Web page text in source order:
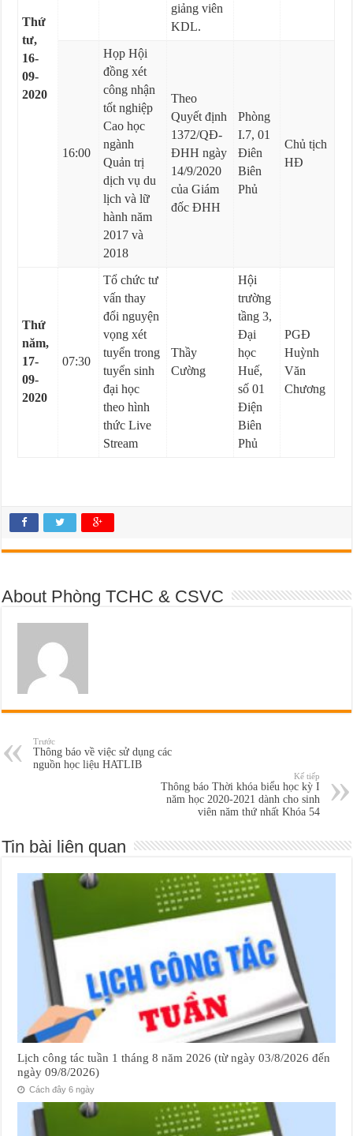
Thứ
tư,
16-
09-
2020
giảng viên
KDL.
16:00
Họp Hội
đồng xét
công nhận
tốt nghiệp
Cao học
ngành
Quản trị
dịch vụ du
lịch và lữ
hành năm
2017 và
2018
Theo
Quyết định
1372/QĐ-
ĐHH ngày
14/9/2020
của Giám
đốc ĐHH
Phòng
I.7, 01
Điên
Biên
Phủ
Chủ tịch
HĐ
Thứ
năm,
17-
09-
2020
07:30
Tổ chức tư
vấn thay
đổi nguyện
vọng xét
tuyển trong
tuyển sinh
đại học
theo hình
thức Live
Stream
Thầy
Cường
Hội
trường
tầng 3,
Đại
học
Huế,
số 01
Điện
Biên
Phủ
PGĐ
Huỳnh
Văn
Chương
About Phòng TCHC & CSVC
Trước
Thông báo về việc sử dụng các
nguồn học liệu HATLIB
Kế tiếp
Thông báo Thời khóa biểu học kỳ I
năm học 2020-2021 dành cho sinh
viên năm thứ nhất Khóa 54
Tin bài liên quan
Lịch công tác tuần 1 tháng 8 năm 2026 (từ ngày 03/8/2026 đến
ngày 09/8/2026)
Cách đây 6 ngày